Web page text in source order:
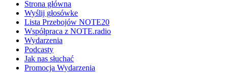
Strona główna
Wyślij głosówke
Lista Przebojów NOTE20
Współpraca z NOTE.radio
Wydarzenia
Podcasty
Jak nas słuchać
Promocja Wydarzenia